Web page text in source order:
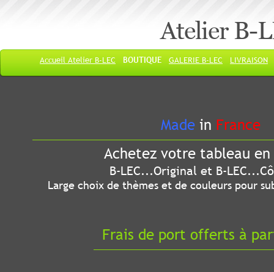
Atelier B-
Accueil Atelier B-LEC BOUTIQUE GALERIE B-LEC LIVRAISON
Made in France
Achetez votre tableau
B-LEC...Original et B-
Large choix de thèmes et de couleurs pour
Frais de port offerts à